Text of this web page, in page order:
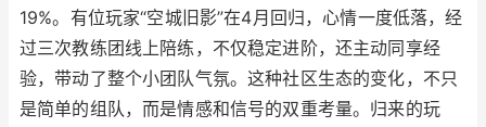
19%。有位玩家“空城旧影”在4月回归，心情一度低落，经
过三次教练团线上陪练，不仅稳定进阶，还主动同享经
验，带动了整个小团队气氛。这种社区生态的变化，不只
是简单的组队，而是情感和信号的双重考量。归来的玩